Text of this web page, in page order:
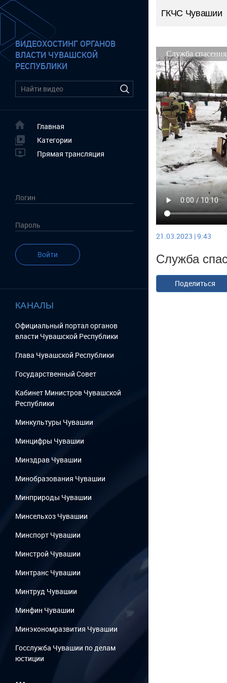
ВИДЕОХОСТИНГ ОРГАНОВ
ВЛАСТИ ЧУВАШСКОЙ
РЕСПУБЛИКИ
Главная
Категории
Прямая трансляция
Войти
КАНАЛЫ
Официальный портал органов
власти Чувашской Республики
Глава Чувашской Республики
Государственный Cовет
Кабинет Министров Чувашской
Республики
Минкультуры Чувашии
Минцифры Чувашии
Минздрав Чувашии
Минобразования Чувашии
Минприроды Чувашии
Минсельхоз Чувашии
Минспорт Чувашии
Минстрой Чувашии
Минтранс Чувашии
Минтруд Чувашии
Минфин Чувашии
Минэкономразвития Чувашии
Госслужба Чувашии по делам
юстиции
...
ГКЧС Чувашии
21.03.2023 | 9:43
Служба
Поделиться